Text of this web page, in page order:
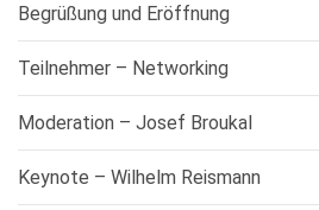
Begrüßung und Eröffnung
Teilnehmer – Networking
Moderation – Josef Broukal
Keynote – Wilhelm Reismann